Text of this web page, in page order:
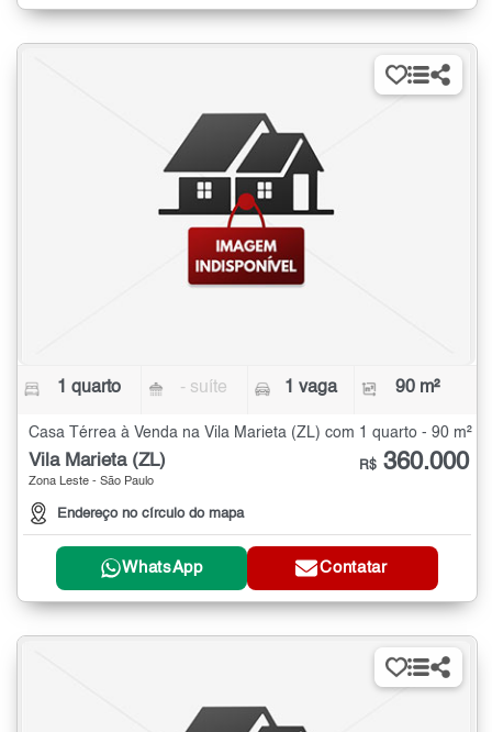
1 quarto - suíte 1 vaga 90 m²
Casa Térrea à Venda na Vila Marieta (ZL) com 1 quarto - 90 m²
Vila Marieta (ZL)
Zona Leste - São Paulo
Endereço no círculo do mapa
R$ 360.000
WhatsApp Contatar